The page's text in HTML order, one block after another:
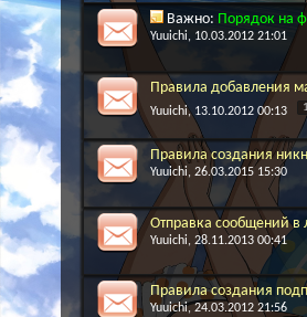
Важно: Порядок на
Yuuichi, 10.03.2012 21:01
Правила добавления
Yuuichi, 13.10.2012 00:13 1
Правила создания
Yuuichi, 26.03.2015 15:30
Отправка сообщений
Yuuichi, 28.11.2013 00:41
Правила создания
Yuuichi, 24.03.2012 21:56